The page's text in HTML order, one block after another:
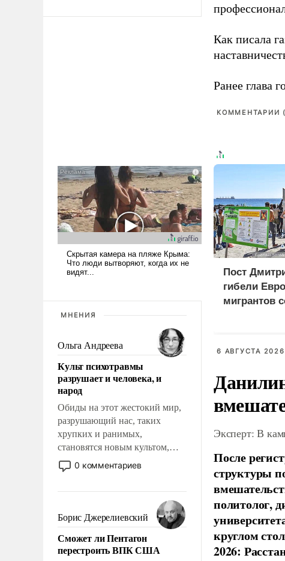
МНЕНИЯ
Ольга Андреева
Культ психотравмы
разрушает и человека, и
народ
Обиды на этот жестокий мир,
разрушающий нас, таких
хрупких и ранимых,
становятся новым культом,
постепенно вытесняя и
отменяя традиционное
мужественным и твердым под
ударами судьбы, брать на себя
ответственность, помогать
слабым, идти вперед и
адаптироваться.
0 комментариев
Борис Джерелиевский
Сможет ли Пентагон
перестроить ВПК США
Как писала
Ранее глава
КОММЕНТАРИИ
Пост
гибели
мигрантов
6 АВГУСТА
Эксперт: В
После
структуры
политолог,
круглом
2026: